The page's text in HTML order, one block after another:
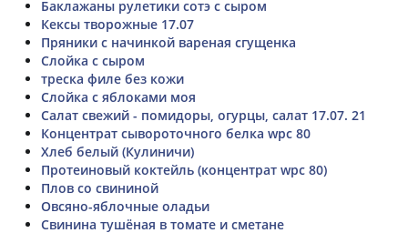
Баклажаны рулетики сотэ с сыром
Кексы творожные 17.07
Пряники с начинкой вареная сгущенка
Слойка с сыром
треска филе без кожи
Слойка с яблоками моя
Салат свежий - помидоры, огурцы, салат 17.07. 21
Концентрат сывороточного белка wpc 80
Хлеб белый (Кулиничи)
Протеиновый коктейль (концентрат wpc 80)
Плов со свининой
Овсяно-яблочные оладьи
Свинина тушёная в томате и сметане